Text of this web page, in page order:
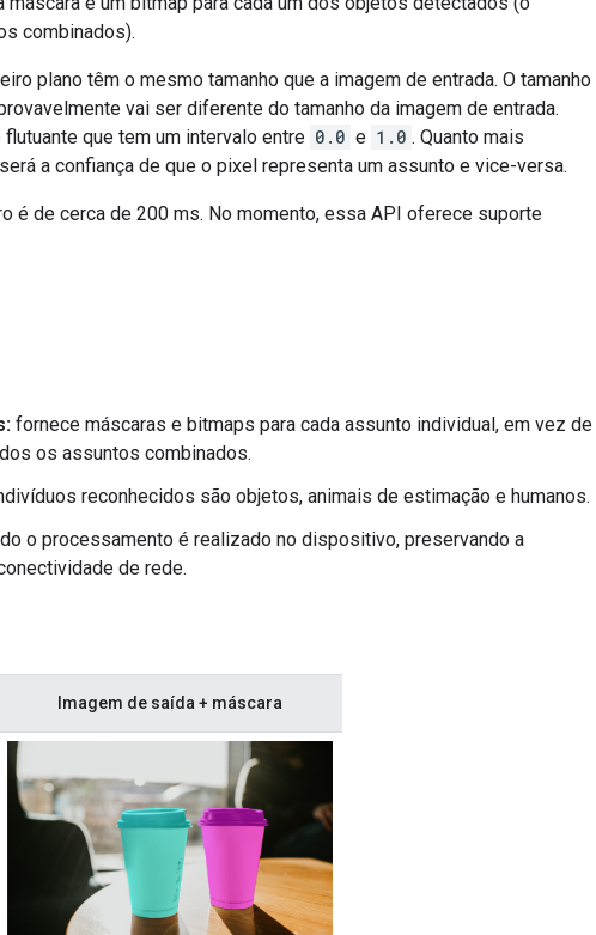
combinados).
plano têm o mesmo tamanho que a imagem de entrada. O tamanho
vai ser diferente do tamanho da imagem de entrada.
que tem um intervalo entre 0.0 e 1.0 . Quanto mais
a confiança de que o pixel representa um assunto e vice-versa.
é de cerca de 200 ms. No momento, essa API oferece suporte
fornece máscaras e bitmaps para cada assunto individual, em vez de
os assuntos combinados.
reconhecidos são objetos, animais de estimação e humanos.
o processamento é realizado no dispositivo, preservando a
de rede.
Imagem de saída + máscara